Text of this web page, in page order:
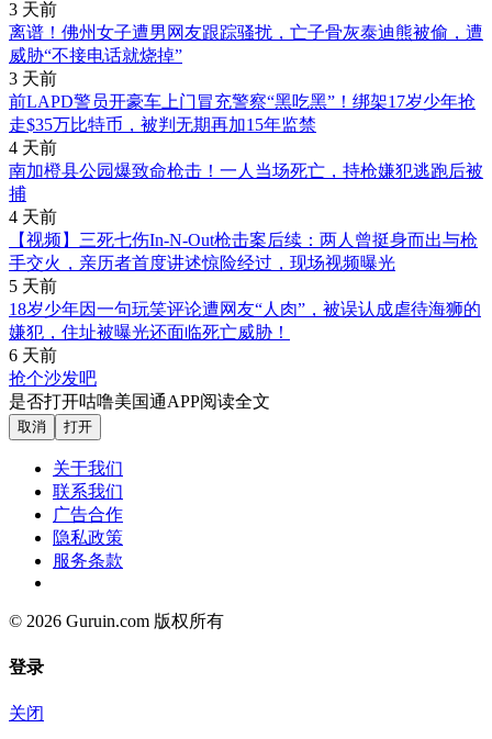
3 天前
离谱！佛州女子遭男网友跟踪骚扰，亡子骨灰泰迪熊被偷，遭
威胁“不接电话就烧掉”
3 天前
前LAPD警员开豪车上门冒充警察“黑吃黑”！绑架17岁少年抢
走$35万比特币，被判无期再加15年监禁
4 天前
南加橙县公园爆致命枪击！一人当场死亡，持枪嫌犯逃跑后被
捕
4 天前
【视频】三死七伤In-N-Out枪击案后续：两人曾挺身而出与枪
手交火，亲历者首度讲述惊险经过，现场视频曝光
5 天前
18岁少年因一句玩笑评论遭网友“人肉”，被误认成虐待海狮的
嫌犯，住址被曝光还面临死亡威胁！
6 天前
抢个沙发吧
是否打开咕噜美国通APP阅读全文
取消 打开
关于我们
联系我们
广告合作
隐私政策
服务条款
© 2026 Guruin.com 版权所有
登录
关闭